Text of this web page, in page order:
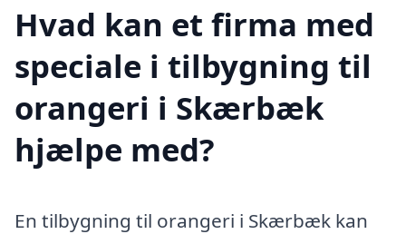
Hvad kan et firma med
speciale i tilbygning til
orangeri i Skærbæk
hjælpe med?
En tilbygning til orangeri i Skærbæk kan